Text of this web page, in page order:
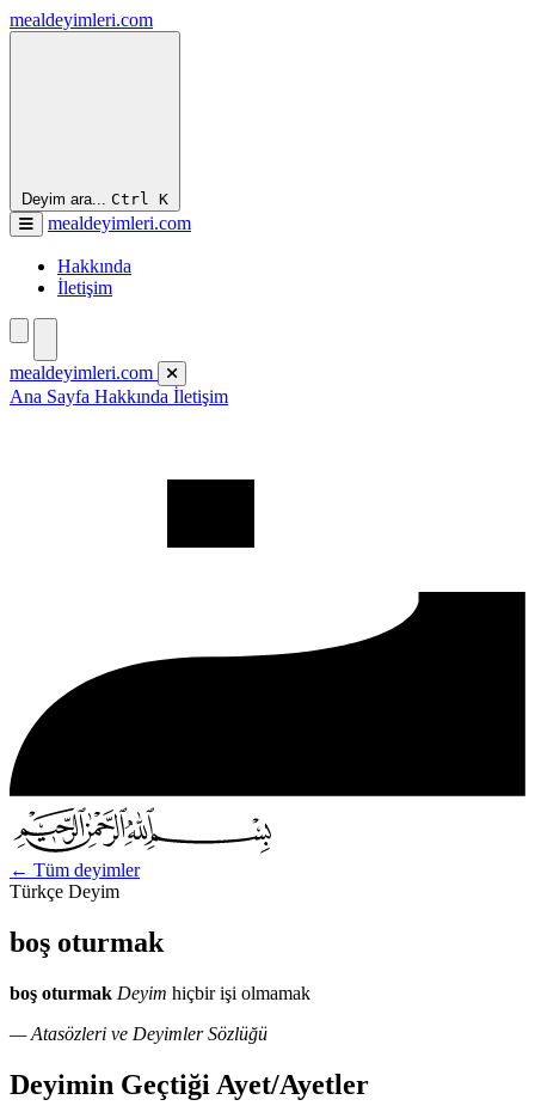
mealdeyimleri.com
Deyim ara... Ctrl K
mealdeyimleri.com
Hakkında
İletişim
mealdeyimleri.com
Ana Sayfa Hakkında İletişim
← Tüm deyimler
Türkçe Deyim
boş oturmak
boş oturmak Deyim hiçbir işi olmamak
— Atasözleri ve Deyimler Sözlüğü
Deyimin Geçtiği Ayet/Ayetler